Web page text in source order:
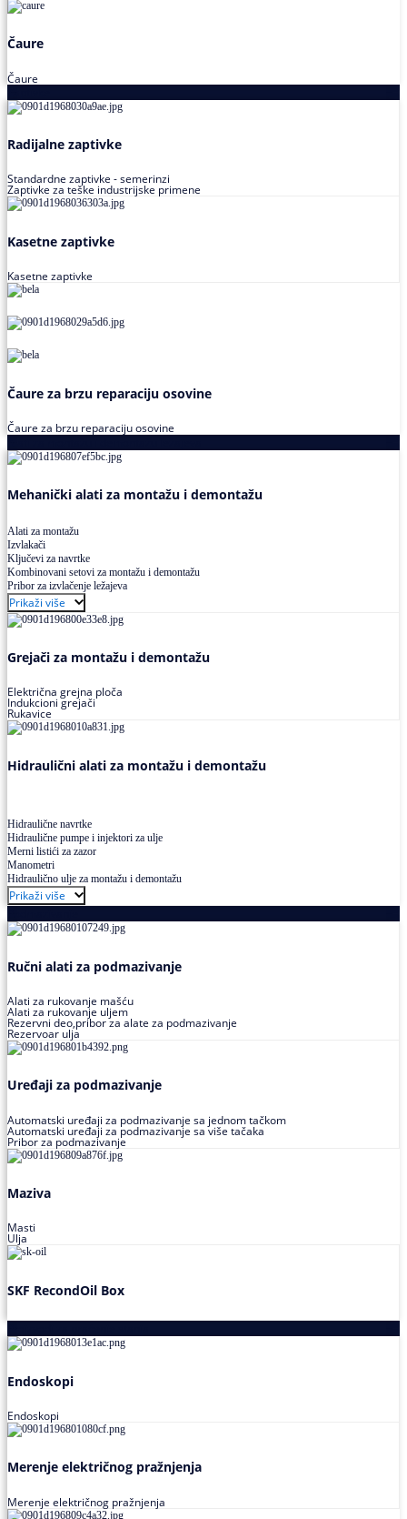
Čaure
Čaure
Radijalne zaptivke
Standardne zaptivke - semerinzi
Zaptivke za teške industrijske primene
Kasetne zaptivke
Kasetne zaptivke
Čaure za brzu reparaciju osovine
Čaure za brzu reparaciju osovine
Mehanički alati za montažu i demontažu
Alati za montažu
Izvlakači
Ključevi za navrtke
Kombinovani setovi za montažu i demontažu
Pribor za izvlačenje ležajeva
Prikaži više
Grejači za montažu i demontažu
Električna grejna ploča
Indukcioni grejači
Rukavice
Hidraulični alati za montažu i demontažu
Hidraulične navrtke
Hidraulične pumpe i injektori za ulje
Merni listići za zazor
Manometri
Hidraulično ulje za montažu i demontažu
Prikaži više
Ručni alati za podmazivanje
Alati za rukovanje mašću
Alati za rukovanje uljem
Rezervni deo,pribor za alate za podmazivanje
Rezervoar ulja
Uređaji za podmazivanje
Automatski uređaji za podmazivanje sa jednom tačkom
Automatski uređaji za podmazivanje sa više tačaka
Pribor za podmazivanje
Maziva
Masti
Ulja
SKF RecondOil Box
Endoskopi
Endoskopi
Merenje električnog pražnjenja
Merenje električnog pražnjenja